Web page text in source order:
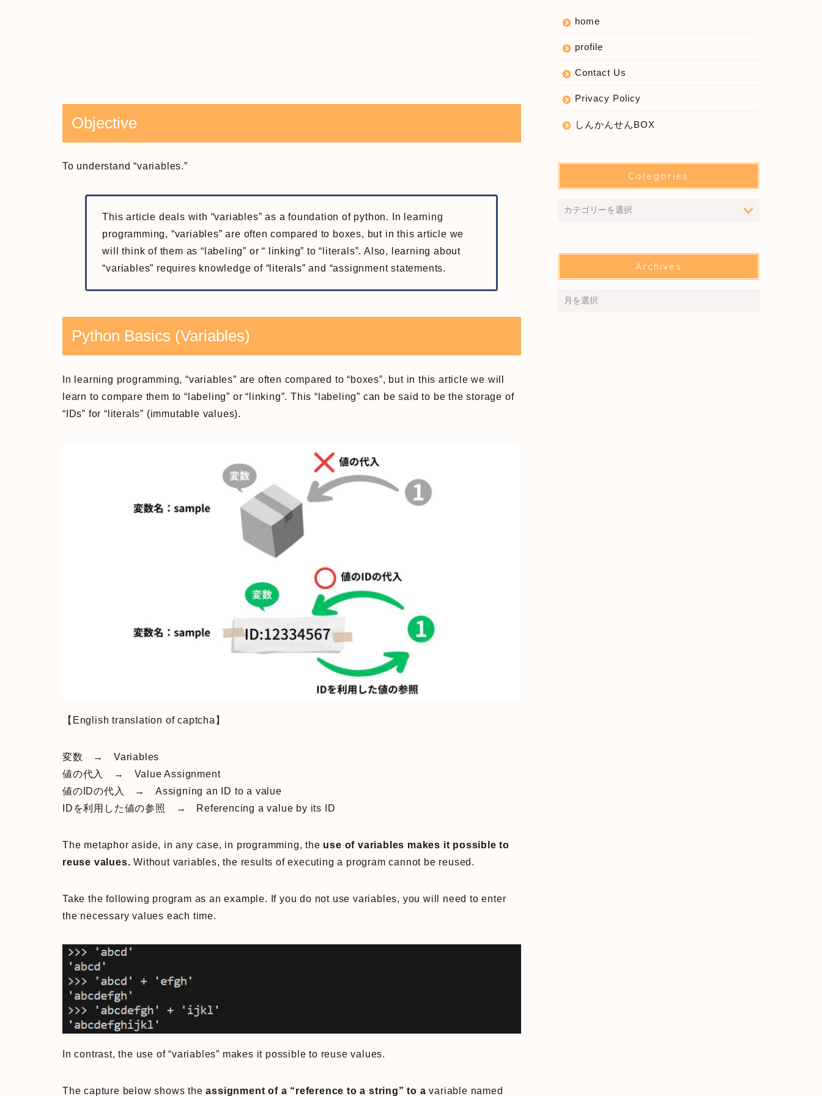
Objective
To understand “variables.”
This article deals with “variables” as a foundation of python. In learning
programming, “variables” are often compared to boxes, but in this article we
will think of them as “labeling” or “ linking” to “literals”. Also, learning about
“variables” requires knowledge of “literals” and “assignment statements.
Python Basics (Variables)
In learning programming, “variables” are often compared to “boxes”, but in this article we will
learn to compare them to “labeling” or “linking”. This “labeling” can be said to be the storage of
“IDs” for “literals” (immutable values).
【English translation of captcha】
変数 → Variables
値の代入 → Value Assignment
値のIDの代入 → Assigning an ID to a value
IDを利用した値の参照 → Referencing a value by its ID
The metaphor aside, in any case, in programming, the use of variables makes it possible to
reuse values. Without variables, the results of executing a program cannot be reused.
Take the following program as an example. If you do not use variables, you will need to enter
the necessary values each time.
In contrast, the use of “variables” makes it possible to reuse values.
The capture below shows theassignment of a “reference to a string” to a variable named
home
profile
Contact Us
Privacy Policy
しんかんせんBOX
Categories
Archives